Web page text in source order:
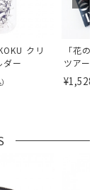
クリ
ダー
「花の
ツアーマ
¥1,528